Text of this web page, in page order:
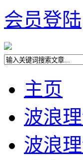
会员登陆
主页
波浪
波浪